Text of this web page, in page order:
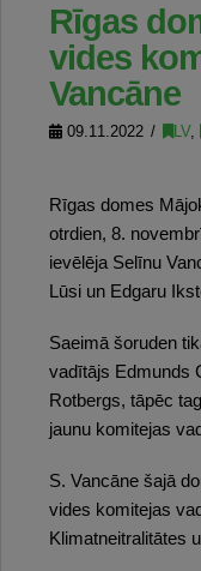
Rīgas
vides
Vancāne
09.11.2022 LV,
Rīgas domes
otrdien, 8.
ievēlēja Selīnu
Lūsi un Edgaru
Saeimā šoruden
vadītājs Edmunds
Rotbergs, tāpēc
jaunu komitejas
S. Vancāne šajā
vides komitejas
Klimatneitralitātes